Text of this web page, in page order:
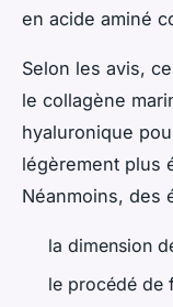
en acide aminé
Selon les avis,
le collagène
hyaluronique
légèrement plus
Néanmoins, des
la dimension
le procédé de